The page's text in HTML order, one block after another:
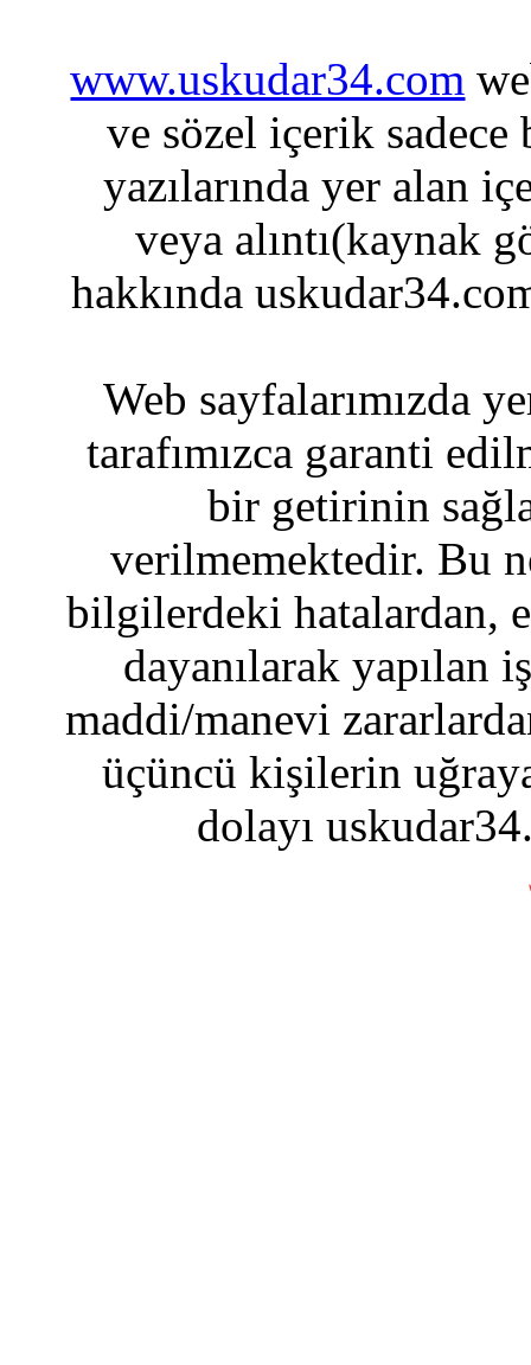
www.uskudar34.com
ve sözel içerik sadece
yazılarında yer alan
veya alıntı(kaynak
hakkında
Web sayfalarımızda
tarafımızca garanti
bir getirinin
verilmemektedir. Bu
bilgilerdeki hatalardan,
dayanılarak yapılan
maddi/manevi
üçüncü kişilerin
dolayı